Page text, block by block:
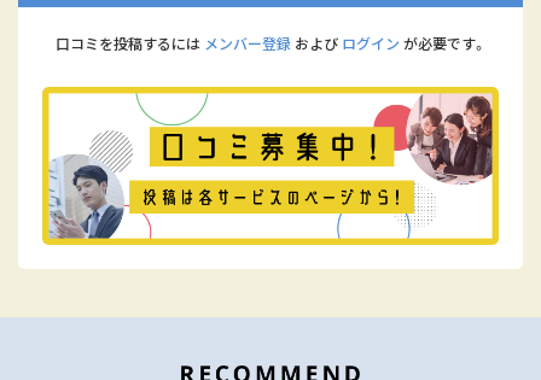
口コミを投稿するには メンバー登録および ログイン が必要です。